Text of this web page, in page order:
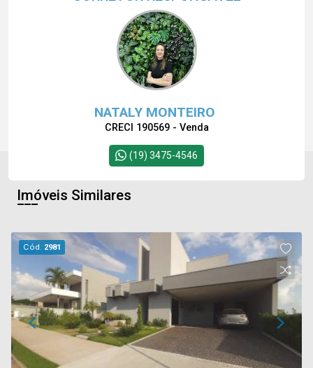
NATALY MONTEIRO
CRECI 190569 - Venda
(19) 3475-4546
Imóveis Similares
Cód. 2981